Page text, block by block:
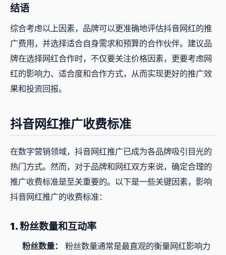
结语
综合考虑以上因素，品牌可以更准确地评估抖音网红的推
广费用，并选择适合自身需求和预算的合作伙伴。建议品
牌在选择网红合作时，不仅要关注价格因素，更要考虑网
红的影响力、适合度和合作方式，从而实现更好的推广效
果和投资回报。
抖音网红推广收费标准
在数字营销领域，抖音网红推广已成为各品牌吸引目光的
热门方式。然而，对于品牌和网红双方来说，确定合理的
推广收费标准是至关重要的。以下是一些关键因素，影响
抖音网红推广的收费标准：
1. 粉丝数量和互动率
粉丝数量： 粉丝数量通常是最直观的衡量网红影响力